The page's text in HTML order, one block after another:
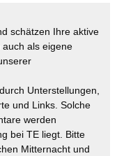
schätzen Ihre aktive
als eigene
Unterstellungen,
und Links. Solche
werden
bei TE liegt. Bitte
Mitternacht und